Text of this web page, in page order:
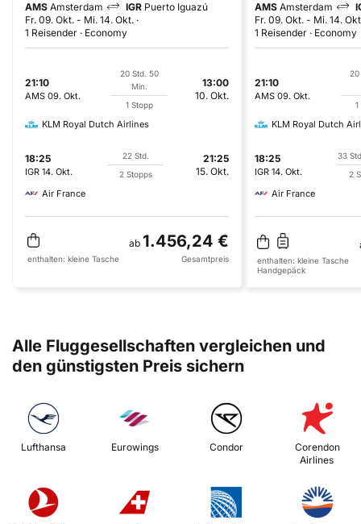
AMS Amsterdam IGR Puerto Iguazú
Fr. 09. Okt. - Mi. 14. Okt.
1 Reisender
Economy
21:10
AMS 09. Okt.
20 Std. 50
Min.
1 Stopp
13:00
10. Okt.
KLM Royal Dutch Airlines
18:25
IGR 14. Okt.
22 Std.
2 Stopps
21:25
15. Okt.
Air France
ab 1.456,24 €
enthalten: kleine Tasche Gesamtpreis
AMS Amsterdam
Fr. 09. Okt. - Mi. 14.
1 Reisender
Economy
21:10
AMS 09. Okt.
1
KLM Royal Dutch
18:25
IGR 14. Okt.
33
2
Air France
enthalten: kleine Tasche
Handgepäck
Alle Fluggesellschaften vergleichen und
den günstigsten Preis sichern
Lufthansa Eurowings Condor
Corendon
Airlines